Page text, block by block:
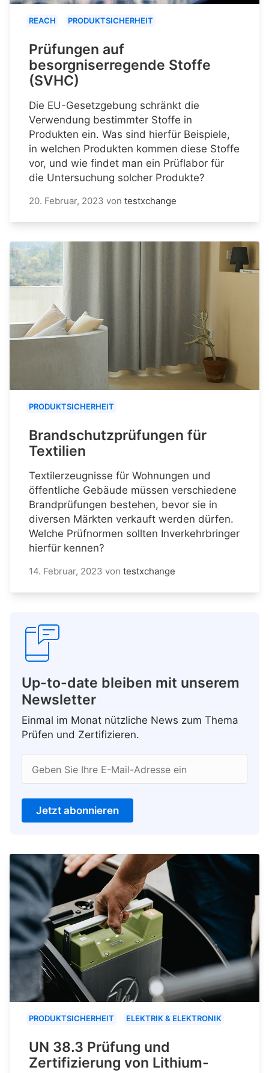
REACH PRODUKTSICHERHEIT
Prüfungen auf
besorgniserregende Stoffe
(SVHC)
Die EU-Gesetzgebung schränkt die
Verwendung bestimmter Stoffe in
Produkten ein. Was sind hierfür Beispiele,
in welchen Produkten kommen diese Stoffe
vor, und wie findet man ein Prüflabor für
die Untersuchung solcher Produkte?
20. Februar, 2023 von testxchange
PRODUKTSICHERHEIT
Brandschutzprüfungen für
Textilien
Textilerzeugnisse für Wohnungen und
öffentliche Gebäude müssen verschiedene
Brandprüfungen bestehen, bevor sie in
diversen Märkten verkauft werden dürfen.
Welche Prüfnormen sollten Inverkehrbringer
hierfür kennen?
14. Februar, 2023 von testxchange
Up-to-date bleiben mit unserem
Newsletter
Einmal im Monat nützliche News zum Thema
Prüfen und Zertifizieren.
Geben Sie Ihre E-Mail-Adresse ein
Jetzt abonnieren
PRODUKTSICHERHEIT ELEKTRIK & ELEKTRONIK
UN 38.3 Prüfung und
Zertifizierung von Lithium-